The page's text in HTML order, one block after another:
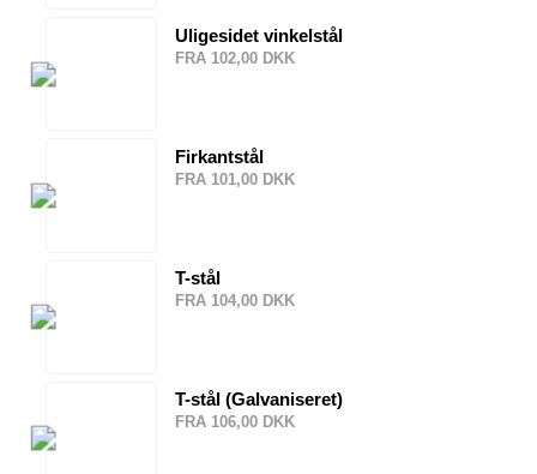
Uligesidet vinkelstål
FRA 102,00 DKK
Firkantstål
FRA 101,00 DKK
T-stål
FRA 104,00 DKK
T-stål (Galvaniseret)
FRA 106,00 DKK